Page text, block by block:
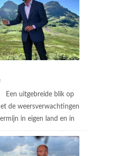
Een uitgebreide blik op
de weersverwachtingen
in eigen land en in